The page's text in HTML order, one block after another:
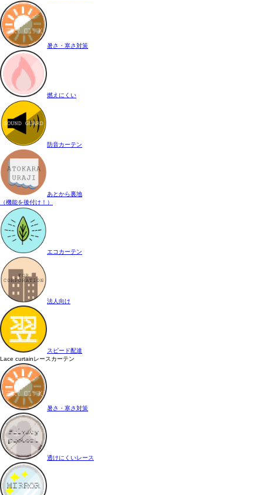
暑さ・寒さ対策
燃えにくい
防音カーテン
あとから裏地
（機能を後付け！）
エコカーテン
法人向け
スピード配達
Lace curtainレースカーテン
暑さ・寒さ対策
透けにくいレース